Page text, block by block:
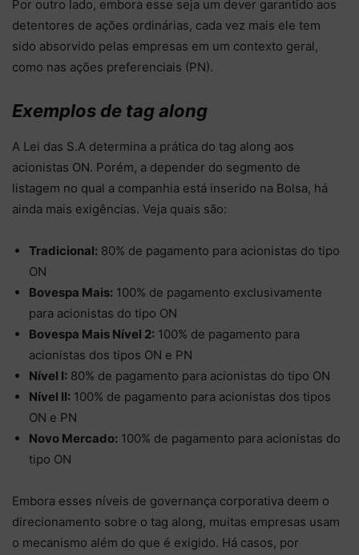
Por outro lado, embora esse seja um dever garantido aos
detentores de ações ordinárias, cada vez mais ele tem
sido absorvido pelas empresas em um contexto geral,
como nas ações preferenciais (PN).
Exemplos de tag along
A Lei das S.A determina a prática do tag along aos
acionistas ON. Porém, a depender do segmento de
listagem no qual a companhia está inserido na Bolsa, há
ainda mais exigências. Veja quais são:
Tradicional: 80% de pagamento para acionistas do tipo
ON
Bovespa Mais: 100% de pagamento exclusivamente
para acionistas do tipo ON
Bovespa Mais Nível 2: 100% de pagamento para
acionistas dos tipos ON e PN
Nível I: 80% de pagamento para acionistas do tipo ON
Nível II: 100% de pagamento para acionistas dos tipos
ON e PN
Novo Mercado: 100% de pagamento para acionistas do
tipo ON
Embora esses níveis de governança corporativa deem o
direcionamento sobre o tag along, muitas empresas usam
o mecanismo além do que é exigido. Há casos, por